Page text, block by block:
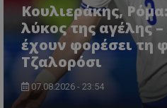
Κουλιεράκης,
λύκος της αγέλης
έχουν φορέσει τη
Τζαλορόσι
07.08.2026 - 23:54